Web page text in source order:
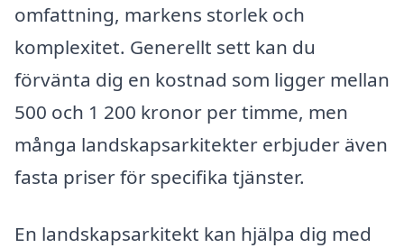
omfattning, markens storlek och
komplexitet. Generellt sett kan du
förvänta dig en kostnad som ligger mellan
500 och 1 200 kronor per timme, men
många landskapsarkitekter erbjuder även
fasta priser för specifika tjänster.
En landskapsarkitekt kan hjälpa dig med